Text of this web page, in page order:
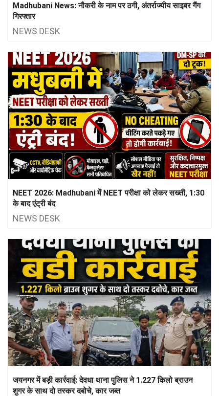
Madhubani News: नौकरी के नाम पर ठगी, अंतर्राज्यीय साइबर गैंग
गिरफ्तार
NEWS DESK
NEET 2026: Madhubani में NEET परीक्षा को लेकर सख्ती, 1:30
के बाद एंट्री बंद
NEWS DESK
जयनगर में बड़ी कार्रवाई: देवधा थाना पुलिस ने 1.227 किलो ब्राउन
शुगर के साथ दो तस्कर दबोचे, कार जब्त